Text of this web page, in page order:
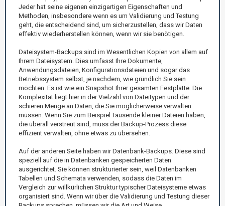
Jeder hat seine eigenen einzigartigen Eigenschaften und
Methoden, insbesondere wenn es um Validierung und Testung
geht, die entscheidend sind, um sicherzustellen, dass wir Daten
effektiv wiederherstellen können, wenn wir sie benötigen.
Dateisystem-Backups sind im Wesentlichen Kopien von allem auf
Ihrem Dateisystem. Dies umfasst Ihre Dokumente,
Anwendungsdateien, Konfigurationsdateien und sogar das
Betriebssystem selbst, je nachdem, wie gründlich Sie sein
möchten. Es ist wie ein Snapshot Ihrer gesamten Festplatte. Die
Komplexität liegt hier in der Vielzahl von Dateitypen und der
schieren Menge an Daten, die Sie möglicherweise verwalten
müssen. Wenn Sie zum Beispiel Tausende kleiner Dateien haben,
die überall verstreut sind, muss der Backup-Prozess diese
effizient verwalten, ohne etwas zu übersehen.
Auf der anderen Seite haben wir Datenbank-Backups. Diese sind
speziell auf die in Datenbanken gespeicherten Daten
ausgerichtet. Sie können strukturierter sein, weil Datenbanken
Tabellen und Schemata verwenden, sodass die Daten im
Vergleich zur willkürlichen Struktur typischer Dateisysteme etwas
organisiert sind. Wenn wir über die Validierung und Testung dieser